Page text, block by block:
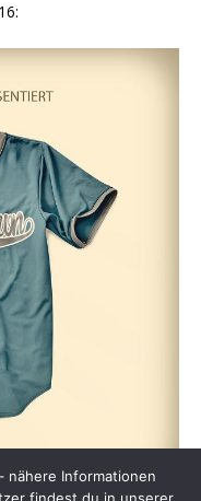
nähere Informationen